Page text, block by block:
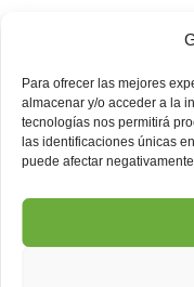
Para ofrecer las mejores
almacenar y/o acceder a la
tecnologías nos permitirá
las identificaciones únicas
puede afectar